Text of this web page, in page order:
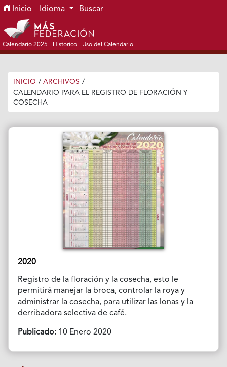
Ir al menú de navegación principal
Ir al contenido principal
Ir al pie de página del sitio
Inicio Idioma Buscar
Calendario 2025 Historico Uso del Calendario
INICIO / ARCHIVOS /
CALENDARIO PARA EL REGISTRO DE FLORACIÓN Y
COSECHA
2020
Registro de la floración y la cosecha, esto le
permitirá manejar la broca, controlar la roya y
administrar la cosecha, para utilizar las lonas y la
derribadora selectiva de café.
Publicado:10 Enero 2020